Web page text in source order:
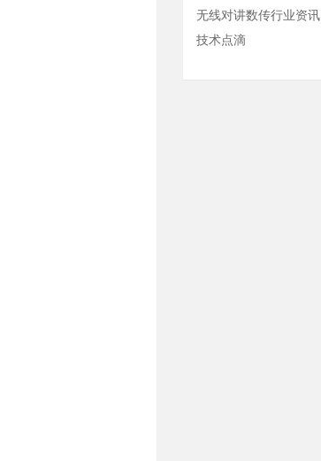
无线对讲数传行业资讯
技术点滴